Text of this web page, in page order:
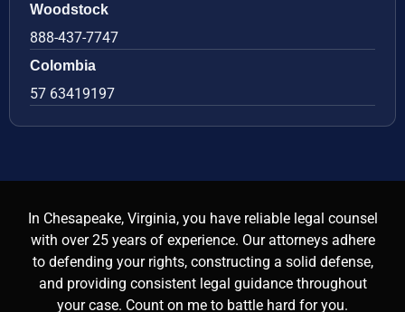
Woodstock
888-437-7747
Colombia
57 63419197
In Chesapeake, Virginia, you have reliable legal counsel
with over 25 years of experience. Our attorneys adhere
to defending your rights, constructing a solid defense,
and providing consistent legal guidance throughout
your case. Count on me to battle hard for you.